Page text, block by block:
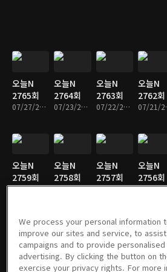
오늘N
2765회
07/27/2026 • 46분
오늘N
2764회
07/23/2026 • 46분
오늘N
2763회
07/22/2026 • 45분
오늘N
2762회
오늘N
2759회
07/15/2026 • 45분
오늘N
2758회
07/14/2026 • 45분
오늘N
2757회
07/13/2026 • 45분
오늘N
2756회
07/
오늘N
2753회
오늘N
2752회
오늘N
2751회
오늘N
2750회
We process your personal information
improve our sites and service, to
campaigns and to provide
advertising. By clicking the button on
exercise your privacy rights. For more